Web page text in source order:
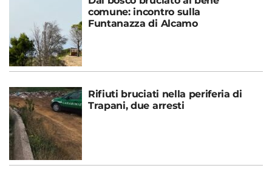
comune: incontro sulla
Funtanazza di Alcamo
Rifiuti bruciati nella periferia di
Trapani, due arresti